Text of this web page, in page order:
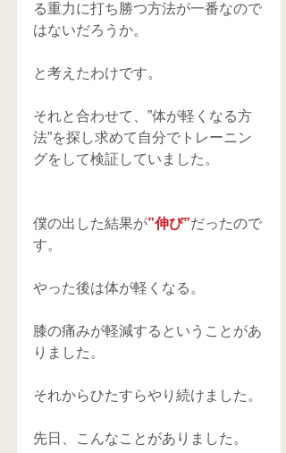
る重力に打ち勝つ方法が一番なので
はないだろうか。
と考えたわけです。
それと合わせて、”体が軽くなる方
法”を探し求めて自分でトレーニン
グをして検証していました。
僕の出した結果が”伸び”だったので
す。
やった後は体が軽くなる。
膝の痛みが軽減するということがあ
りました。
それからひたすらやり続けました。
先日、こんなことがありました。